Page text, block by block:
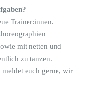
Trainer:innen.
mit netten und
zu tanzen.
euch gerne, wir